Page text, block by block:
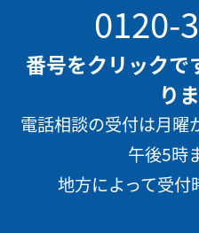
0120-
番号をクリックで
り
電話相談の受付は月曜
午後5時
地方によって受付